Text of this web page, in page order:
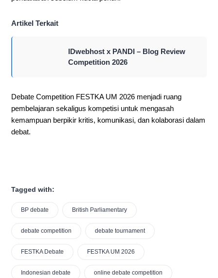
Artikel Terkait
IDwebhost x PANDI – Blog Review
Competition 2026
Debate Competition FESTKA UM 2026 menjadi ruang
pembelajaran sekaligus kompetisi untuk mengasah
kemampuan berpikir kritis, komunikasi, dan kolaborasi dalam
debat.
Tagged with:
BP debate British Parliamentary
debate competition debate tournament
FESTKA Debate FESTKA UM 2026
Indonesian debate online debate competition